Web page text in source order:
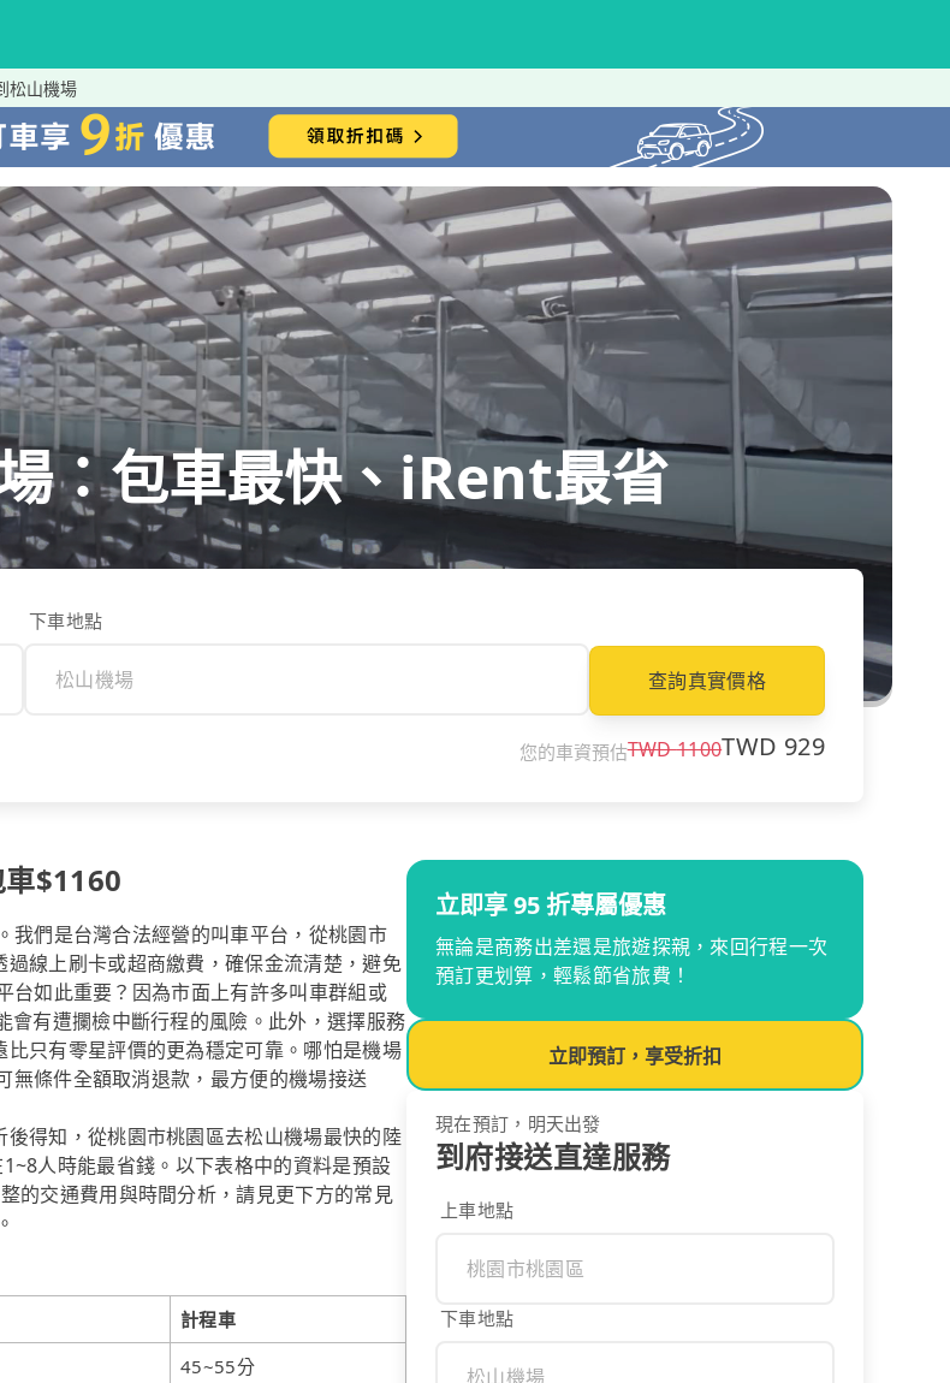
松山機場
：包車最快、iRent最省
下車地點
查詢真實價格
您的車資預估TWD1100TWD 929
$1160
們是台灣合法經營的叫車平台，從桃園市
線上刷卡或超商繳費，確保金流清楚，避免
如此重要？因為市面上有許多叫車群組或
會有遭攔檢中斷行程的風險。此外，選擇服務
只有零星評價的更為穩定可靠。哪怕是機場
條件全額取消退款，最方便的機場接送
得知，從桃園市桃園區去松山機場最快的陸
人時能最省錢。以下表格中的資料是預設
的交通費用與時間分析，請見更下方的常見
計程車
45~55分
立即享 95 折專屬優惠
無論是商務出差還是旅遊探親，來回行程一次
預訂更划算，輕鬆節省旅費！
立即預訂，享受折扣
現在預訂，明天出發
到府接送直達服務
上車地點
下車地點